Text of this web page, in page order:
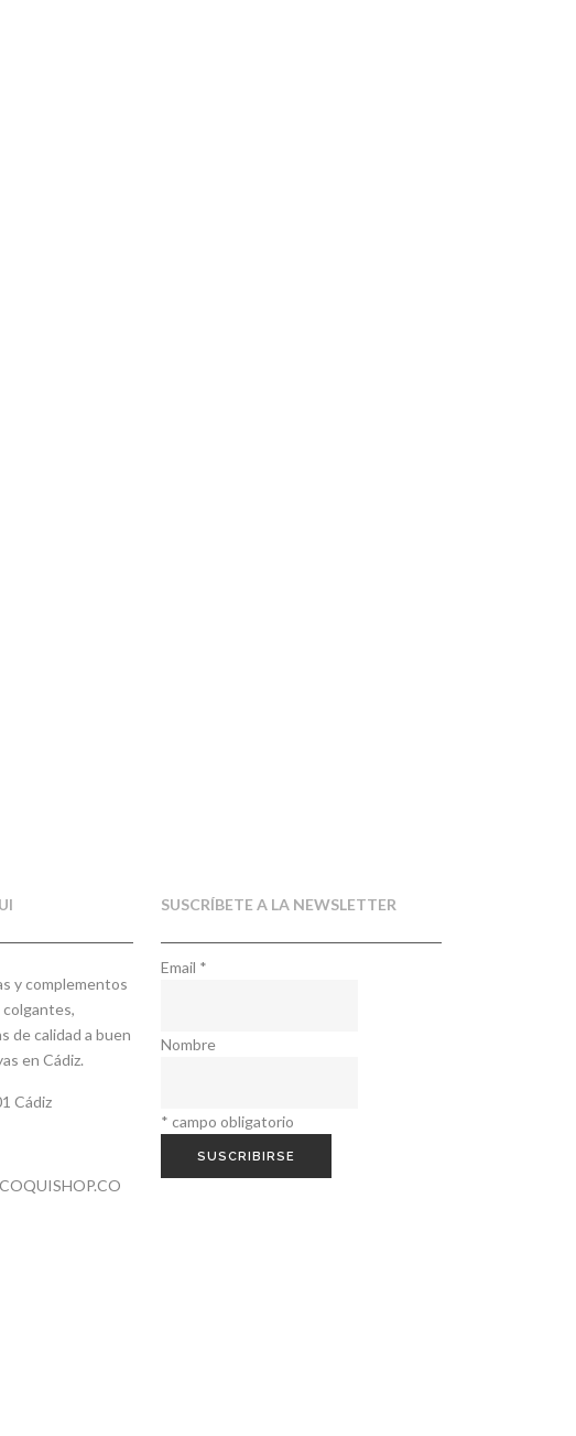
y complementos
de calidad a buen
en Cádiz.
Cádiz
SUSCRÍBETE A LA NEWSLETTER
Email *
Nombre
* campo obligatorio